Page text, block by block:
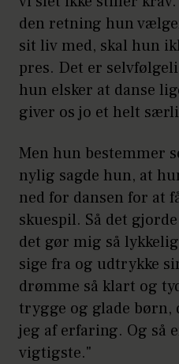
den retning hun
sit liv med, skal hun
pres. Det er
hun elsker at danse
giver os jo et helt
Men hun bestemmer
nylig sagde hun, at
ned for dansen for at
skuespil. Så det
det gør mig så
sige fra og udtrykke
drømme så klart og
trygge og glade børn,
jeg af erfaring. Og så
vigtigste."